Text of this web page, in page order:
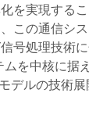
を実現する
この通信シ
号処理技術
を中核に据
デルの技術展